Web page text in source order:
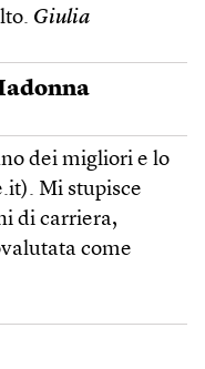
Giulia
dei migliori e lo
Mi stupisce
di carriera,
come